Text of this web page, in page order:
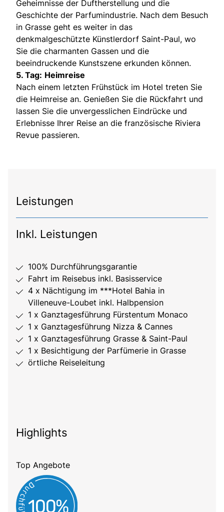
Geheimnisse der Duftherstellung und die
Geschichte der Parfumindustrie. Nach dem Besuch
in Grasse geht es weiter in das
denkmalgeschützte Künstlerdorf Saint-Paul, wo
Sie die charmanten Gassen und die
beeindruckende Kunstszene erkunden können.
5. Tag: Heimreise
Nach einem letzten Frühstück im Hotel treten Sie
die Heimreise an. Genießen Sie die Rückfahrt und
lassen Sie die unvergesslichen Eindrücke und
Erlebnisse Ihrer Reise an die französische Riviera
Revue passieren.
Leistungen
Inkl. Leistungen
100% Durchführungsgarantie
Fahrt im Reisebus inkl. Basisservice
4 x Nächtigung im ***Hotel Bahia in
Villeneuve-Loubet inkl. Halbpension
1 x Ganztagesführung Fürstentum Monaco
1 x Ganztagesführung Nizza & Cannes
1 x Ganztagesführung Grasse & Saint-Paul
1 x Besichtigung der Parfümerie in Grasse
örtliche Reiseleitung
Highlights
Top Angebote